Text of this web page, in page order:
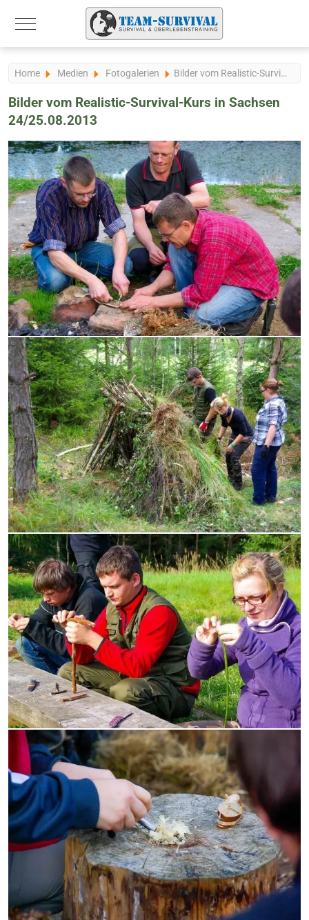
Mobile Menu Toggle
Home Medien Fotogalerien Bilder vom Realistic-Survival-Kurs in Sachsen 24/25.08.2013
Bilder vom Realistic-Survival-Kurs in Sachsen
24/25.08.2013